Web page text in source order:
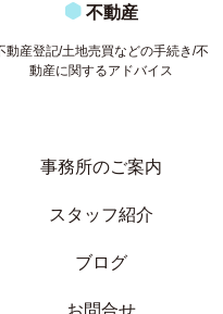
不動産
動産登記/土地売買などの手続き/不
動産に関するアドバイス
事務所のご案内
スタッフ紹介
ブログ
お問合せ